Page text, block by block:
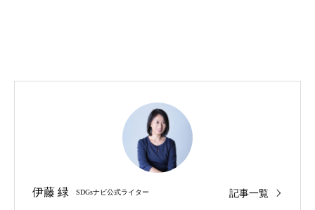
伊藤 緑 SDGsナビ公式ライター 記事一覧